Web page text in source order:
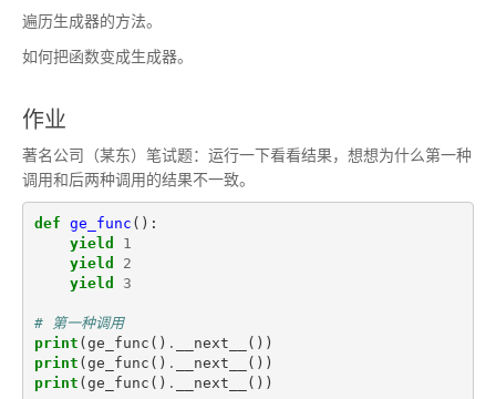
遍历生成器的方法。
如何把函数变成生成器。
作业
著名公司（某东）笔试题：运行一下看看结果，想想为什么第一种
调用和后两种调用的结果不一致。
def ge_func ():
yield
1
yield
2
yield
3
# 第一种调用
print (ge_func () . __next__
())
print (ge_func () . __next__
())
print (ge_func () . __next__ ())